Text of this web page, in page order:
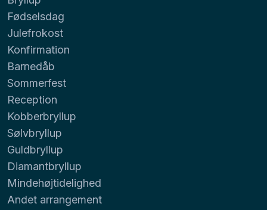
Fødselsdag
Julefrokost
Konfirmation
Barnedåb
Sommerfest
Reception
Kobberbryllup
Sølvbryllup
Guldbryllup
Diamantbryllup
Mindehøjtidelighed
Andet arrangement